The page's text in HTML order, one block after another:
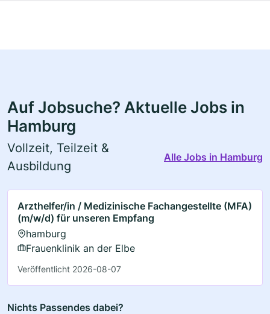
Auf Jobsuche? Aktuelle Jobs in
Hamburg
Vollzeit, Teilzeit &
Ausbildung
Alle Jobs in Hamburg
Arzthelfer/in / Medizinische Fachangestellte (MFA)
(m/w/d) für unseren Empfang
hamburg
Frauenklinik an der Elbe
Veröffentlicht 2026-08-07
Nichts Passendes dabei?